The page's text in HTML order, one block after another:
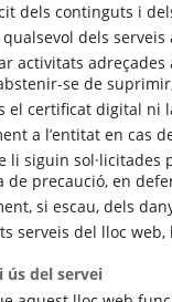
dels continguts i
dels serveis
activitats
se de
el certificat digital ni
a l’entitat en cas
li siguin
de precaució, en
si escau, dels
serveis del lloc
del servei